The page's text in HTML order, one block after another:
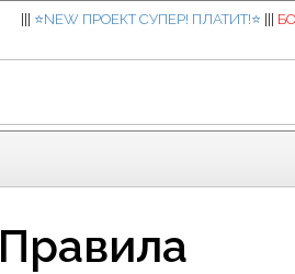
⭐️NEW ПРОЕКТ СУПЕР! ПЛАТИТ!⭐️
Правила